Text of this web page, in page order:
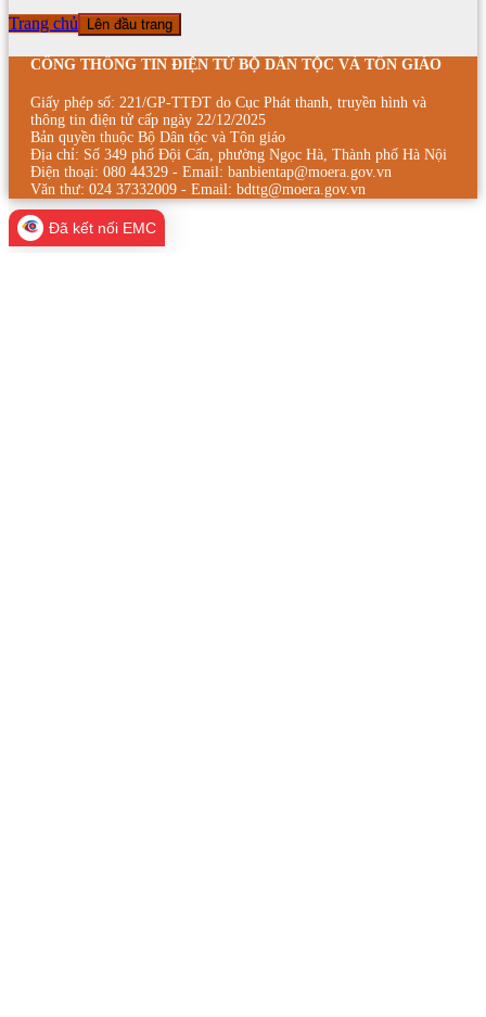
Trang chủ Lên đầu trang
CỔNG THÔNG TIN ĐIỆN TỬ BỘ DÂN TỘC VÀ TÔN GIÁO
Giấy phép số: 221/GP-TTĐT do Cục Phát thanh, truyền hình và
thông tin điện tử cấp ngày 22/12/2025
Bản quyền thuộc Bộ Dân tộc và Tôn giáo
Địa chỉ: Số 349 phố Đội Cấn, phường Ngọc Hà, Thành phố Hà Nội
Điện thoại: 080 44329 - Email: banbientap@moera.gov.vn
Văn thư: 024 37332009 - Email: bdttg@moera.gov.vn
Đã kết nối EMC